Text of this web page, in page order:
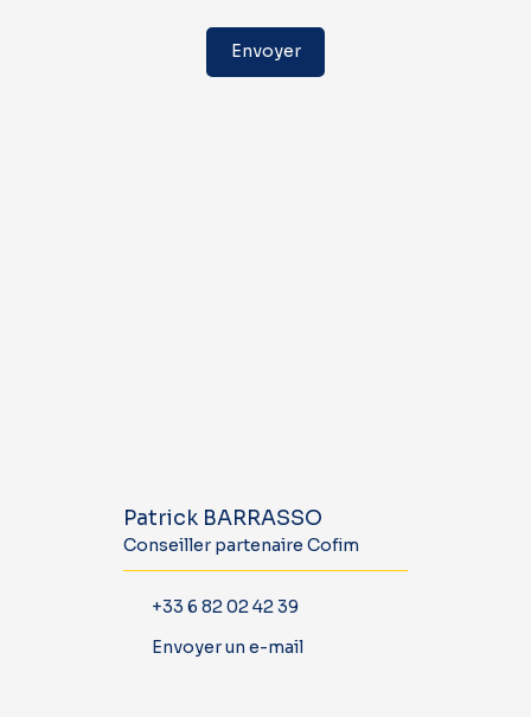
Envoyer
Patrick BARRASSO
Conseiller partenaire Cofim
+33 6 82 02 42 39
Envoyer un e-mail